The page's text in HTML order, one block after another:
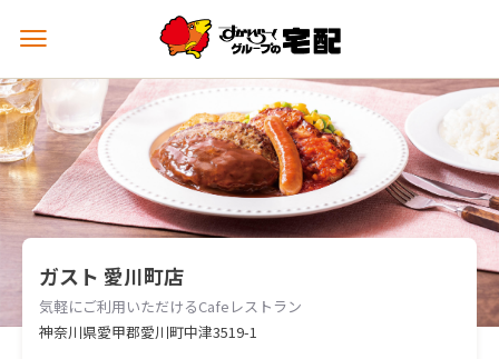
メ
ュ
ー
を
開
く
ガスト 愛川町店
気軽にご利用いただけるCafeレストラン
神奈川県愛甲郡愛川町中津3519-1